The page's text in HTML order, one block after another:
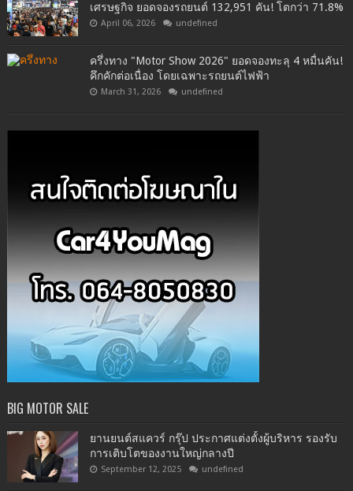
เศรษฐกิจ ยอดจองรถยนต์ 132,951 คัน! โตกว่า 71.8%
April 06, 2026 undefined
ครึ่งทาง "Motor Show 2026" ยอดจองทะลุ 4 หมื่นคัน!
คึกคักต่อเนื่อง โดยเฉพาะรถยนต์ไฟฟ้า
March 31, 2026 undefined
BIG MOTOR SALE
ยานยนต์สแควร์ กรุ๊ป ประกาศแต่งตั้งผู้บริหาร รองรับ
การเติบโตของงานใหญ่กลางปี
September 12, 2025 undefined